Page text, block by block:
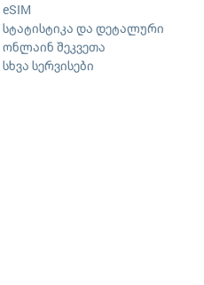
eSIM
სტატისტიკა და დეტალური
ონლაინ შეკვეთა
სხვა სერვისები